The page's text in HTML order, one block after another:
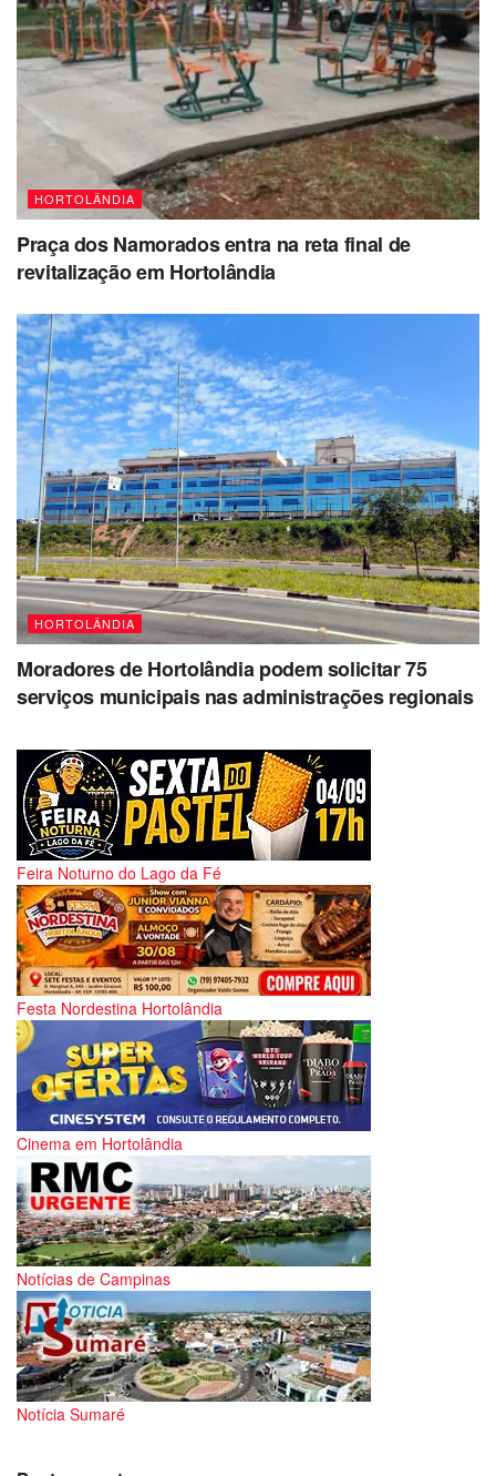
HORTOLÂNDIA
Praça dos Namorados entra na reta final de
revitalização em Hortolândia
HORTOLÂNDIA
Moradores de Hortolândia podem solicitar 75
serviços municipais nas administrações regionais
Feira Noturno do Lago da Fé
Festa Nordestina Hortolândia
Cinema em Hortolândia
Notícias de Campinas
Notícia Sumaré